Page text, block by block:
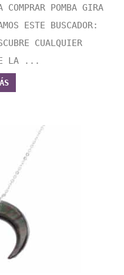
COMPRAR POMBA GIRA
ESTE BUSCADOR:
CUALQUIER
LA ...